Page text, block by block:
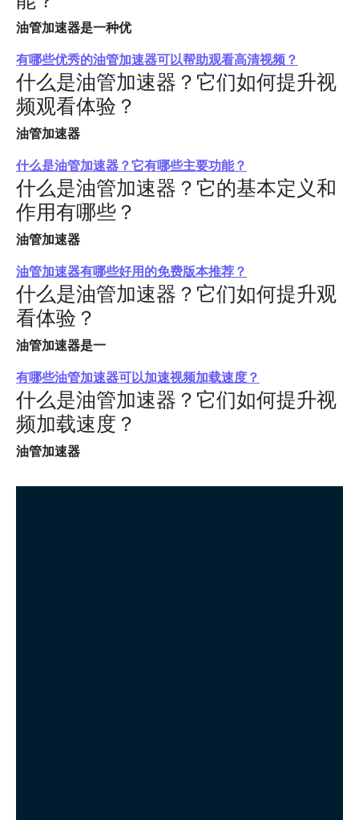
油管加速器是一种优
有哪些优秀的油管加速器可以帮助观看高清视频？
什么是油管加速器？它们如何提升视
频观看体验？
油管加速器
什么是油管加速器？它有哪些主要功能？
什么是油管加速器？它的基本定义和
作用有哪些？
油管加速器
油管加速器有哪些好用的免费版本推荐？
什么是油管加速器？它们如何提升观
看体验？
油管加速器是一
有哪些油管加速器可以加速视频加载速度？
什么是油管加速器？它们如何提升视
频加载速度？
油管加速器